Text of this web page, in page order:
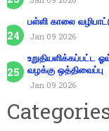
பள்ளி காலை
Jan 09 2026
உறுதியளிக்கப்பட்ட
வழக்கு ஒத்திவைப்பு
Jan 09 2026